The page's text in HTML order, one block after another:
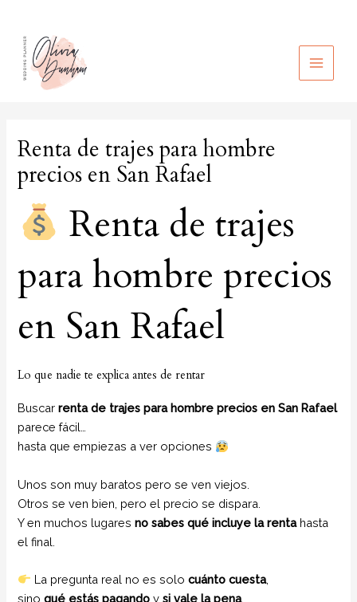
contenido
MAIN
Renta de trajes para hombre
precios en San Rafael
Renta de trajes
para hombre precios
en San Rafael
Lo que nadie te explica antes de rentar
Buscarrenta de trajes para hombre precios en San Rafael
parece fácil…
hasta que empiezas a ver opciones
Unos son muy baratos pero se ven viejos.
Otros se ven bien, pero el precio se dispara.
Y en muchos lugaresno sabes qué incluye la rentahasta
el final.
La pregunta real no es solocuánto cuesta,
sinoqué estás pagando ysi vale la pena.